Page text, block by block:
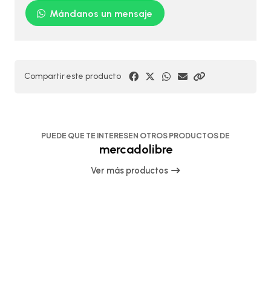
Mándanos un mensaje
Compartir este producto
PUEDE QUE TE INTERESEN OTROS PRODUCTOS DE
mercadolibre
Ver más productos